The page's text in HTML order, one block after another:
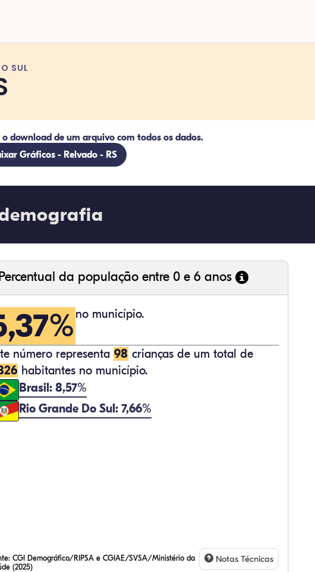
SUL
o download de um arquivo com todos os dados.
Gráficos - Relvado - RS
da população entre 0 e 6 anos
no município.
número representa 98 crianças de um total de
habitantes no município.
Brasil: 8,57%
Rio Grande Do Sul: 7,66%
CGI Demográfico/RIPSA e CGIAE/SVSA/Ministério da
(2025)
Notas Técnicas